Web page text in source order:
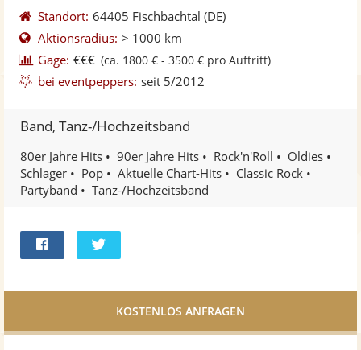
5
Sternen
Standort: 64405 Fischbachtal (DE)
Aktionsradius: > 1000 km
Gage: €€€ (ca. 1800 € - 3500 € pro Auftritt)
bei eventpeppers: seit 5/2012
Band, Tanz-/Hochzeitsband
80er Jahre Hits 90er Jahre Hits Rock'n'Roll
Oldies
Schlager
Pop Aktuelle Chart-Hits
Classic Rock
Partyband
Tanz-/Hochzeitsband
Facebook